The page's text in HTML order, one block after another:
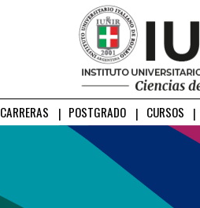
CARRERAS POSTGRADO CURSOS